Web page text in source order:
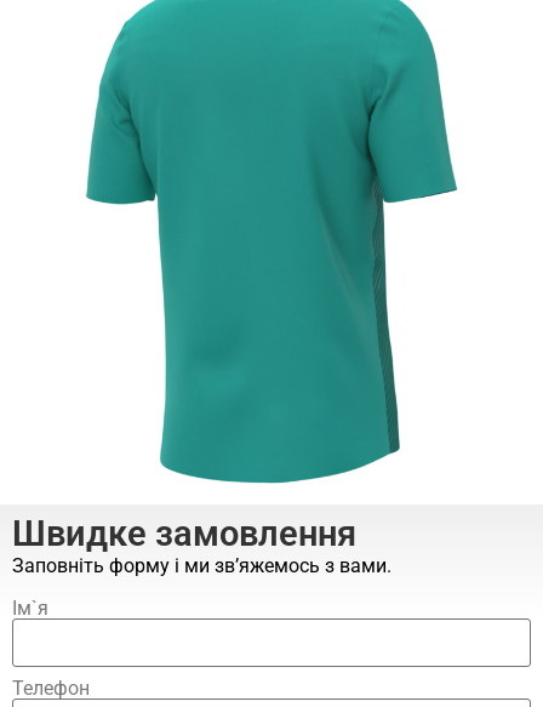
Швидке замовлення
Заповніть форму і ми зв’яжемось з вами.
Ім`я
Телефон